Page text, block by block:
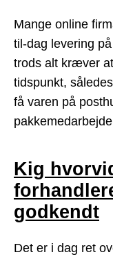
Mange online
til-dag levering
trods alt kræver
tidspunkt,
få varen på
Kig
godkendt
Det er i dag ret